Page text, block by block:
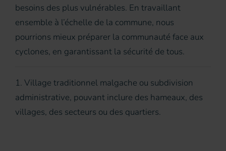
besoins des plus vulnérables. En travaillant
ensemble à l’échelle de la commune, nous
pourrions mieux préparer la communauté face aux
cyclones, en garantissant la sécurité de tous.
1. Village traditionnel malgache ou subdivision
administrative, pouvant inclure des hameaux, des
villages, des secteurs ou des quartiers.